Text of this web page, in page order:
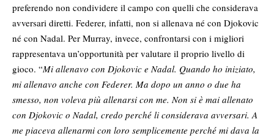
preferendo non condividere il campo con quelli che considerava
avversari diretti. Federer, infatti, non si allenava né con Djokovic
né con Nadal. Per Murray, invece, confrontarsi con i migliori
rappresentava un’opportunità per valutare il proprio livello di
gioco. “Mi allenavo con Djokovic e Nadal. Quando ho iniziato,
mi allenavo anche con Federer. Ma dopo un anno o due ha
smesso, non voleva più allenarsi con me. Non si è mai allenato
con Djokovic o Nadal, credo perché li considerava avversari. A
me piaceva allenarmi con loro semplicemente perché mi dava la